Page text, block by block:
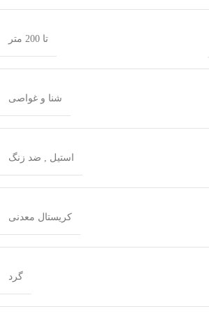
تا 200 متر
شنا و غواصی
استیل , ضد زنگ
کریستال معدنی
گرد